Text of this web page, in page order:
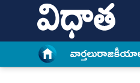
వార్త‌లు